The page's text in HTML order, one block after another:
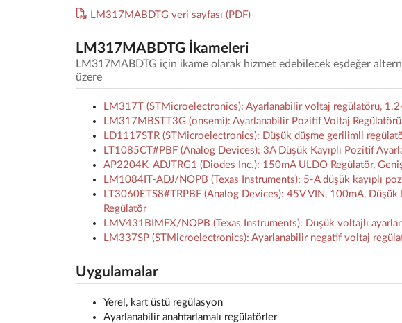
LM317MABDTG veri sayfası (PDF)
LM317MABDTG İkameleri
LM317MABDTG için ikame olarak hizmet edebilecek eşdeğer
üzere
LM317T (STMicroelectronics): Ayarlanabilir voltaj regülatörü,
LM317MBSTT3G (onsemi): Ayarlanabilir Pozitif Voltaj
LD1117STR (STMicroelectronics): Düşük düşme gerilimli
LT1085CT#PBF (Analog Devices): 3A Düşük Kayıplı Pozitif
AP2204K-ADJTRG1 (Diodes Inc.): 150mA ULDO Regülatör,
LM1084IT-ADJ/NOPB (Texas Instruments): 5-A düşük kayıplı
LT3060ETS8#TRPBF (Analog Devices): 45V VIN, 100mA, Düşük
Regülatör
LMV431BIMFX/NOPB (Texas Instruments): Düşük voltajlı
LM337SP (STMicroelectronics): Ayarlanabilir negatif voltaj
Uygulamalar
Yerel, kart üstü regülasyon
Ayarlanabilir anahtarlamalı regülatörler